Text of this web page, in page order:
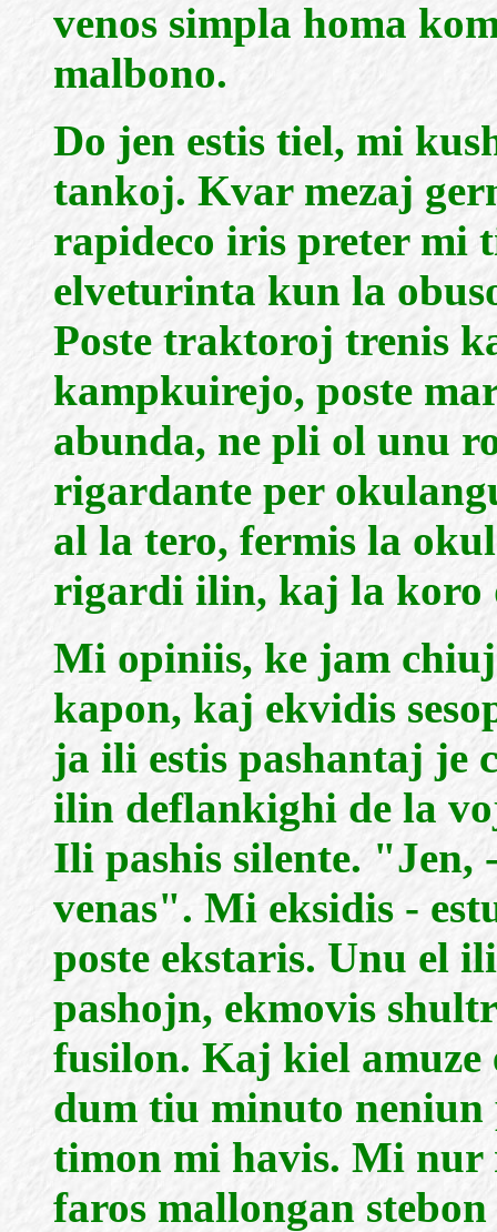
venos simpla homa
malbono.
Do jen estis tiel, mi
tankoj. Kvar mezaj
rapideco iris preter mi
elveturinta kun la
Poste traktoroj trenis
kampkuirejo, poste
abunda, ne pli ol unu
rigardante per
al la tero, fermis la
rigardi ilin, kaj la koro
Mi opiniis, ke jam
kapon, kaj ekvidis
ja ili estis pashantaj je
ilin deflankighi de la
Ili pashis silente. "Jen,
venas". Mi eksidis -
poste ekstaris. Unu el
pashojn, ekmovis
fusilon. Kaj kiel amuze
dum tiu minuto
timon mi havis. Mi
faros mallongan